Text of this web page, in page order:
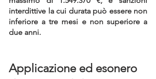
interdittive la cui durata può essere non
inferiore a tre mesi e non superiore a
due anni.
Applicazione ed esonero